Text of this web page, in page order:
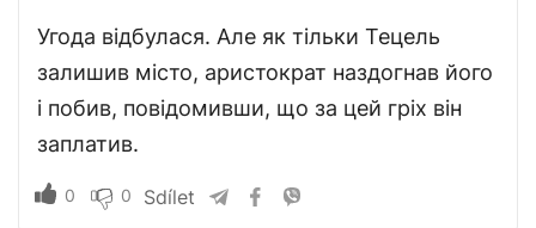
Угода відбулася. Але як тільки Тецель
залишив місто, аристократ наздогнав його
і побив, повідомивши, що за цей гріх він
заплатив.
0 0 Sdílet